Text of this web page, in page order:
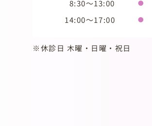
8:30～13:00 ●
14:00～17:00 ●
※休診日 木曜・日曜・祝日